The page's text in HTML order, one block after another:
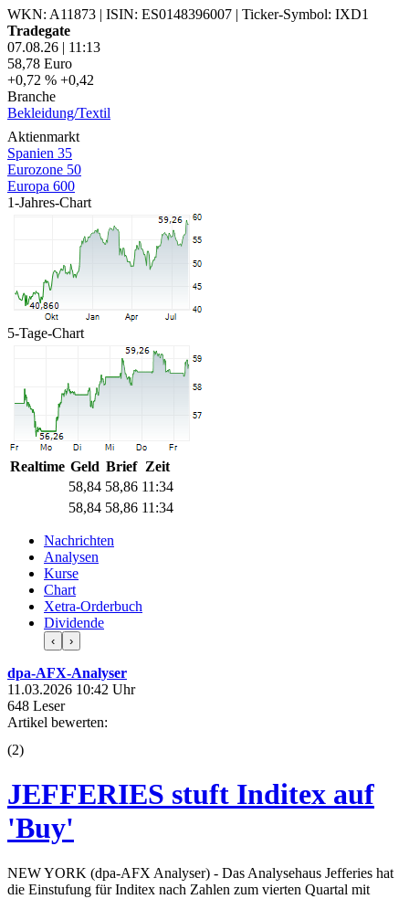
WKN: A11873 | ISIN: ES0148396007 | Ticker-Symbol: IXD1
Tradegate
07.08.26 | 11:13
58,78 Euro
+0,72 % +0,42
Branche
Bekleidung/Textil
Aktienmarkt
Spanien 35
Eurozone 50
Europa 600
1-Jahres-Chart
5-Tage-Chart
Realtime Geld Brief Zeit
58,84 58,86 11:34
58,84 58,86 11:34
Nachrichten
Analysen
Kurse
Chart
Xetra-Orderbuch
Dividende
‹ ›
dpa-AFX-Analyser
11.03.2026 10:42 Uhr
648 Leser
Artikel bewerten:
(2)
JEFFERIES stuft Inditex auf
'Buy'
NEW YORK (dpa-AFX Analyser) - Das Analysehaus Jefferies hat
die Einstufung für Inditex nach Zahlen zum vierten Quartal mit